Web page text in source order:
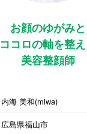
お顔のゆがみと
ココロの軸を整
美容整顔師
内海 美和(miwa)
広島県福山市